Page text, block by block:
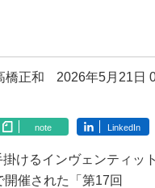
橋正和 2026年5月21日
note LinkedIn
けるインヴェンティッ
催された「第17回